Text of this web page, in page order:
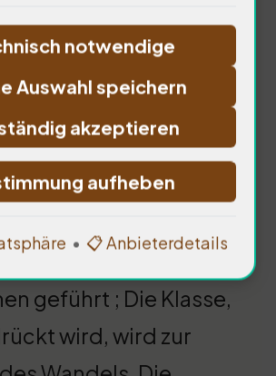
führen zu
90% der
in der Türkei sind von
Situation betroffen
oft zu sozialen
geführt ; Die Klasse,
wird, wird zur
notwendige
Auswahl speichern
akzeptieren
aufheben
• 📋 Anbieterdetails